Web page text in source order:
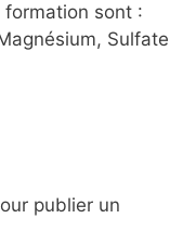
sont :
Sulfate
publier un